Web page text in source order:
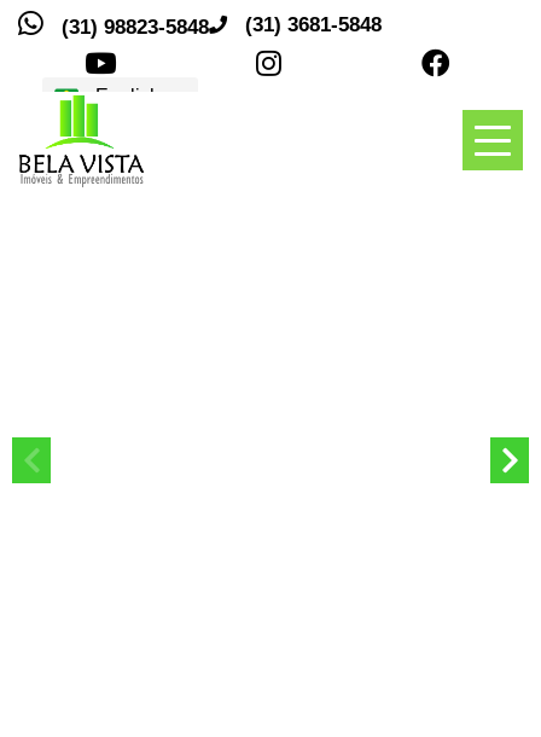
(31) 98823-5848 (31) 3681-5848
Traduções
Toggle